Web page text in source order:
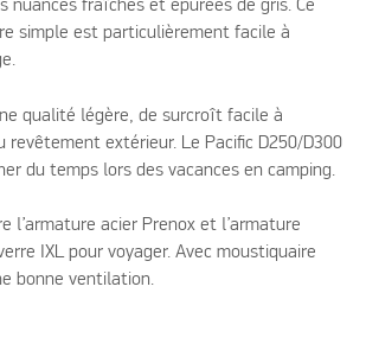
nuances fraîches et épurées de gris. Ce
simple est particulièrement facile à
qualité légère, de surcroît facile à
revêtement extérieur. Le Pacific D250/D300
du temps lors des vacances en camping.
l’armature acier Prenox et l’armature
IXL pour voyager. Avec moustiquaire
bonne ventilation.